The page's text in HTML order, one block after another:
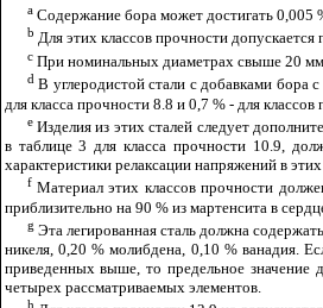
a Содержание бора может достигать 0,005
b Для этих классов прочности
сПри номинальных диаметрах свыше 20 мм
d В углеродистой стали с добавками бора
для класса прочности 8.8 и 0,7 % - для
еИзделия из этих сталей следует
в таблице 3 для класса прочности 10.9,
характеристики релаксации напряжений в
f Материал этих классов прочности
приблизительно на 90 % из мартенсита в
g Эта легированная сталь должна
никеля, 0,20 % молибдена, 0,10 % ванадия.
приведенных выше, то предельное значение
четырех рассматриваемых элементов.
h